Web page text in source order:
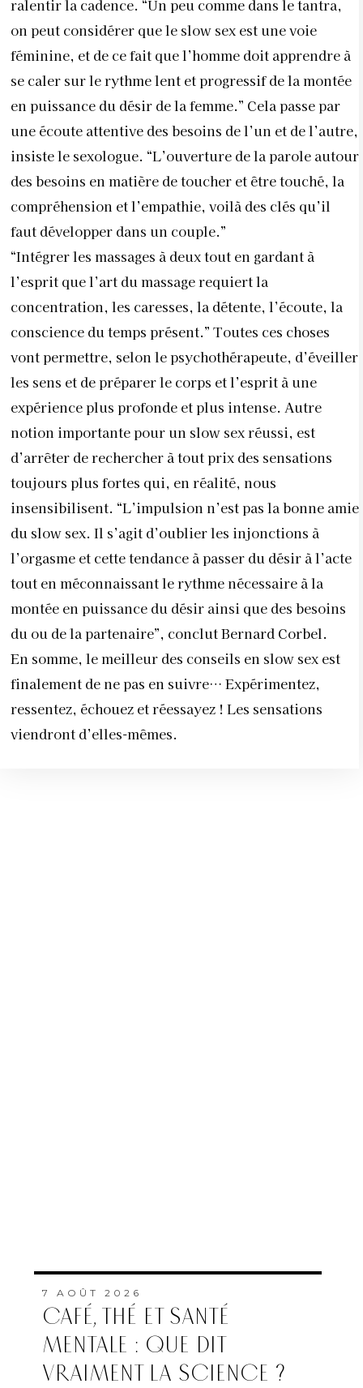
ralentir la cadence. “Un peu comme dans le tantra,
on peut considérer que le slow sex est une voie
féminine, et de ce fait que l’homme doit apprendre à
se caler sur le rythme lent et progressif de la montée
en puissance du désir de la femme.” Cela passe par
une écoute attentive des besoins de l’un et de l’autre,
insiste le sexologue. “L’ouverture de la parole autour
des besoins en matière de toucher et être touché, la
compréhension et l’empathie, voilà des clés qu’il
faut développer dans un couple.”
“Intégrer les massages à deux tout en gardant à
l’esprit que l’art du massage requiert la
concentration, les caresses, la détente, l’écoute, la
conscience du temps présent.” Toutes ces choses
vont permettre, selon le psychothérapeute, d’éveiller
les sens et de préparer le corps et l’esprit à une
expérience plus profonde et plus intense. Autre
notion importante pour un slow sex réussi, est
d’arrêter de rechercher à tout prix des sensations
toujours plus fortes qui, en réalité, nous
insensibilisent. “L’impulsion n’est pas la bonne amie
du slow sex. Il s’agit d’oublier les injonctions à
l’orgasme et cette tendance à passer du désir à l’acte
tout en méconnaissant le rythme nécessaire à la
montée en puissance du désir ainsi que des besoins
du ou de la partenaire”, conclut Bernard Corbel.
En somme, le meilleur des conseils en slow sex est
finalement de ne pas en suivre… Expérimentez,
ressentez, échouez et réessayez ! Les sensations
viendront d’elles-mêmes.
7 AOÛT 2026
CAFÉ, THÉ ET SANTÉ
MENTALE : QUE DIT
VRAIMENT LA SCIENCE ?